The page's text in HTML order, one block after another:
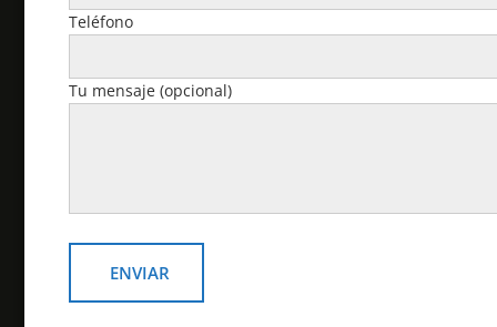
Cuenta
Contraseña perdida
Teléfono
Tu mensaje (opcional)